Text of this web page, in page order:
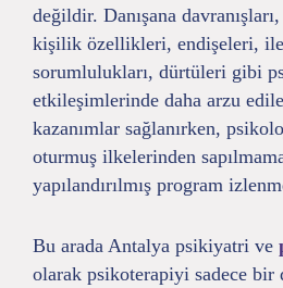
değildir. Danışana
kişilik özellikleri, endişeleri,
sorumlulukları, dürtüleri gibi
etkileşimlerinde daha arzu
kazanımlar sağlanırken,
oturmuş ilkelerinden
yapılandırılmış program
Bu arada Antalya psikiyatri ve
olarak psikoterapiyi sadece bir